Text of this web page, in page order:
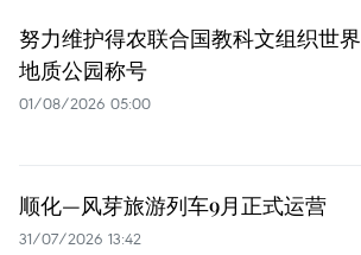
努力维护得农联合国教科文组织世界
地质公园称号
01/08/2026 05:00
顺化—风芽旅游列车9月正式运营
31/07/2026 13:42